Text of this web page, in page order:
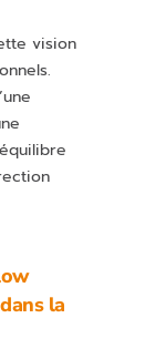
vision
la